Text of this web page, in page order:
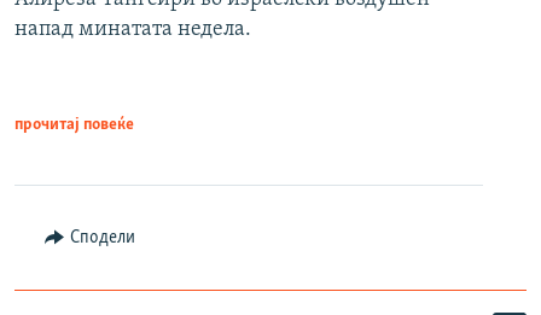
напад минатата недела.
прочитај повеќе
Сподели